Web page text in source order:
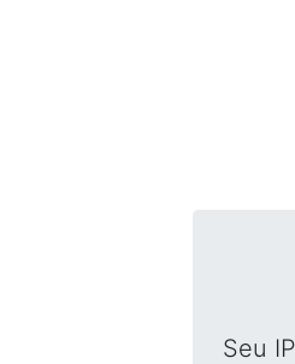
Seu